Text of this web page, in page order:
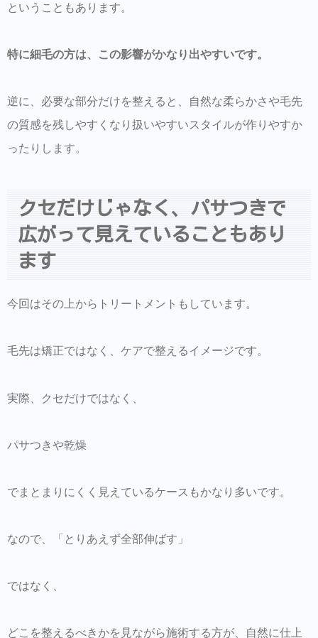
ということもあります。
特に細毛の方は、この影響がかなり出やすいです。
逆に、必要な部分だけを整えると、自然な柔らかさや毛先
の質感を残しやすくなり扱いやすいスタイルが作りやすか
ったりします。
クセだけじゃなく、パサつきで
広がって見えていることもあり
ます
今回はその上からトリートメントもしています。
毛先は矯正ではなく、ケアで整えるイメージです。
実際、クセだけではなく、
パサつきや乾燥
でまとまりにくく見えているケースもかなり多いです。
なので、「とりあえず全部伸ばす」
ではなく、
どこを整えるべきかを見ながら施術する方が、自然に仕上